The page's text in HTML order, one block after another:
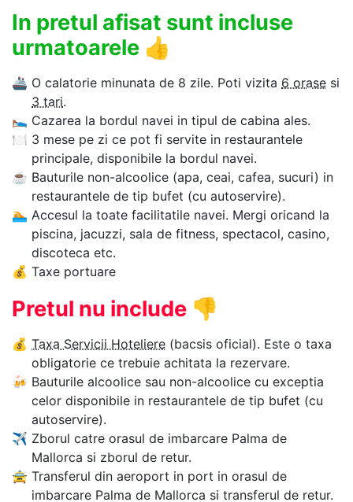
In pretul afisat sunt incluse
urmatoarele 👍
🚢 O calatorie minunata de 8 zile. Poti vizita 6 orase si
3 tari.
🛌 Cazarea la bordul navei in tipul de cabina ales.
🍽 3 mese pe zi ce pot fi servite in restaurantele
principale, disponibile la bordul navei.
☕ Bauturile non-alcoolice (apa, ceai, cafea, sucuri) in
restaurantele de tip bufet (cu autoservire).
🏊‍ Accesul la toate facilitatile navei. Mergi oricand la
piscina, jacuzzi, sala de fitness, spectacol, casino,
discoteca etc.
💰 Taxe portuare
Pretul nu include 👎
💰 Taxa Servicii Hoteliere (bacsis oficial). Este o taxa
obligatorie ce trebuie achitata la rezervare.
🍻 Bauturile alcoolice sau non-alcoolice cu exceptia
celor disponibile in restaurantele de tip bufet (cu
autoservire).
✈ Zborul catre orasul de imbarcare Palma de
Mallorca si zborul de retur.
🚖 Transferul din aeroport in port in orasul de
imbarcare Palma de Mallorca si transferul de retur.